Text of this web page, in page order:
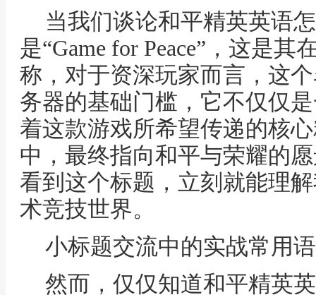
当我们谈论和平精英英语
是“Game for Peace”，这是
称，对于资深玩家而言，这
务器的基础门槛，它不仅仅
着这款游戏所希望传递的核
中，最终指向和平与荣耀的
看到这个标题，立刻就能理
术竞技世界。
小标题交流中的实战常用语
然而，仅仅知道和平精英